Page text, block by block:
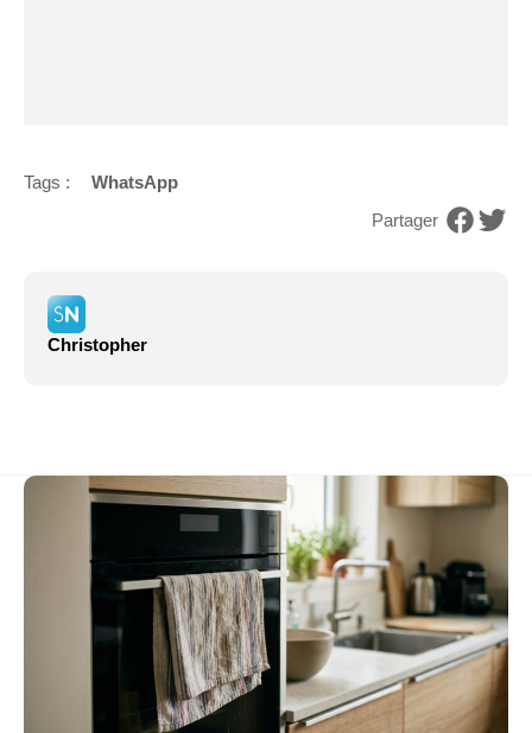
Tags :
WhatsApp
Partager
Christopher